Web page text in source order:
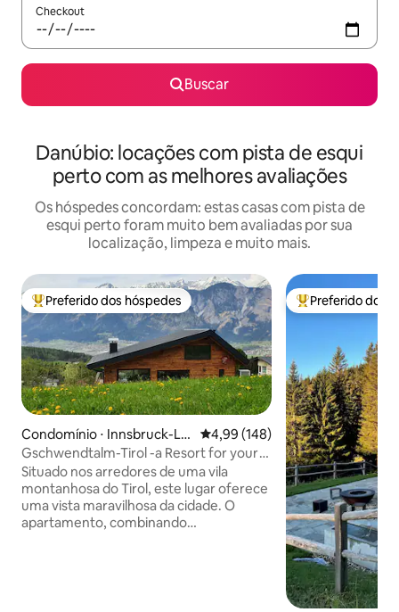
Checkout
Buscar
Danúbio: locações com pista de esqui
perto com as melhores avaliações
Os hóspedes concordam: estas casas com pista de
esqui perto foram muito bem avaliadas por sua
localização, limpeza e muito mais.
Entre os melhores preferidos dos hóspedes
Preferido dos hóspedes
Condomínio ⋅ Innsbruck-La
nd
4,99 de uma avaliação média de
4,99 (148)
Gschwendtalm-Tirol -a Resort for your
Take-Time
Situado nos arredores de uma vila
montanhosa do Tirol, este lugar oferece
uma vista maravilhosa da cidade. O
apartamento, combinando
Entre os
Preferido dos